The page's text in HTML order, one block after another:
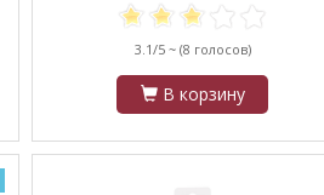
3.1/5 ~ (8 голосов)
В корзину